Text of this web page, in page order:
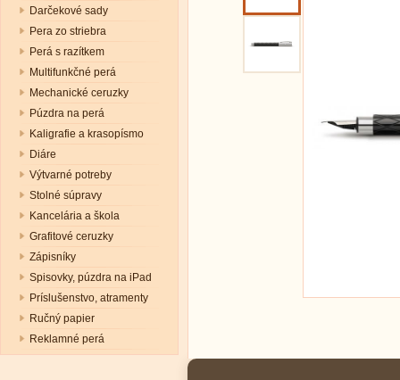
Darčekové sady
Pera zo striebra
Perá s razítkem
Multifunkčné perá
Mechanické ceruzky
Púzdra na perá
Kaligrafie a krasopísmo
Diáre
Výtvarné potreby
Stolné súpravy
Kancelária a škola
Grafitové ceruzky
Zápisníky
Spisovky, púzdra na iPad
Príslušenstvo, atramenty
Ručný papier
Reklamné perá